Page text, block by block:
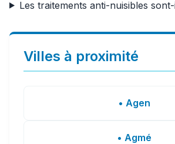
Les traitements anti-nuisibles
Villes à proximité
• Agen
• Agmé